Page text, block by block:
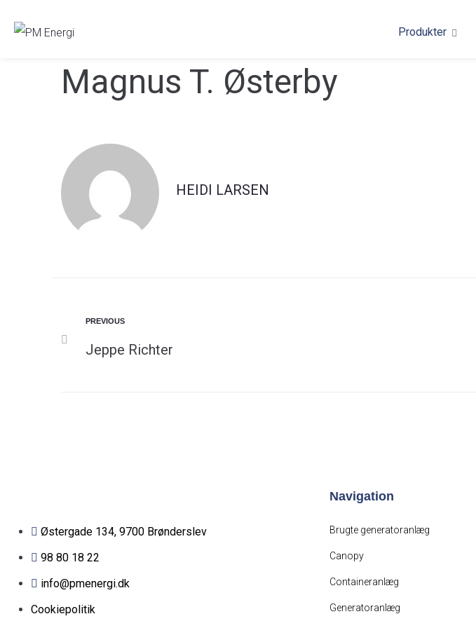
Produkter
Magnus T. Østerby
HEIDI LARSEN
PREVIOUS
Jeppe Richter
Østergade 134, 9700 Brønderslev​
98 80 18 22
info@pmenergi.dk​ ​
Cookiepolitik
Navigation
Brugte generatoranlæg
Canopy
Containeranlæg
Generatoranlæg